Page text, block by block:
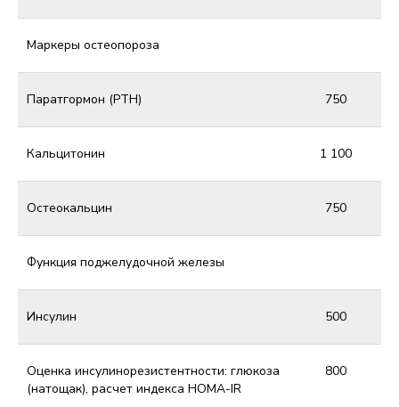
Маркеры остеопороза
Паратгормон (РТН) 750
Кальцитонин 1 100
Остеокальцин 750
Функция поджелудочной железы
Инсулин 500
Оценка инсулинорезистентности: глюкоза
(натощак), расчет индекса HOMA-IR
800